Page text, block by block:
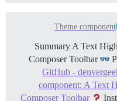
Theme component
Summary A Text
Composer Toolbar
GitHub -
component: A Text
Composer Toolbar